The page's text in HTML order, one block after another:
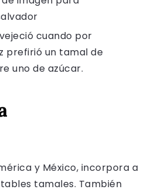
cuando por
prefirió un tamal de
uno de azúcar.
y México, incorpora a
tamales. También